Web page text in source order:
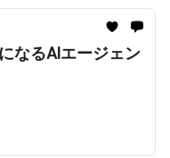
なるAIエージェン